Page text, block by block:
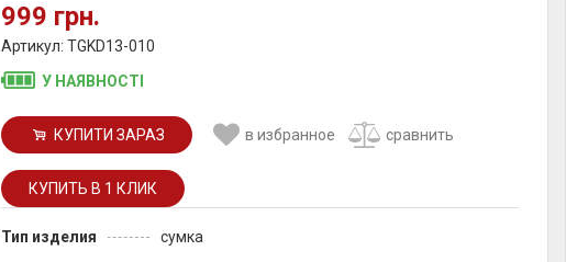
999 грн.
Артикул: TGKD13-010
У НАЯВНОСТІ
КУПИТИ ЗАРАЗ в избранное сравнить
Тип изделия
сумка